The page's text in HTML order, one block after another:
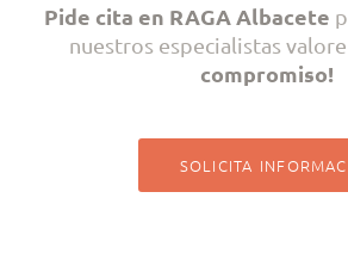
Pide cita en RAGA Albacete
nuestros especialistas valore
compromiso!
SOLICITA